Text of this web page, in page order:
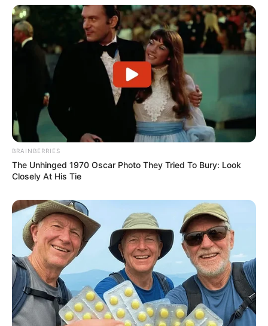
BRAINBERRIES
The Unhinged 1970 Oscar Photo They Tried To Bury: Look
Closely At His Tie